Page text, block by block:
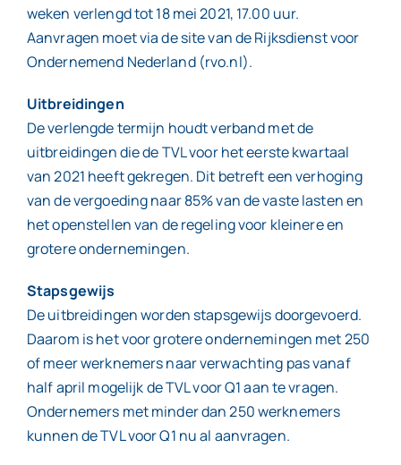
weken verlengd tot 18 mei 2021, 17.00 uur.
Aanvragen moet via de site van de Rijksdienst voor
Ondernemend Nederland (rvo.nl).
Uitbreidingen
De verlengde termijn houdt verband met de
uitbreidingen die de TVL voor het eerste kwartaal
van 2021 heeft gekregen. Dit betreft een verhoging
van de vergoeding naar 85% van de vaste lasten en
het openstellen van de regeling voor kleinere en
grotere ondernemingen.
Stapsgewijs
De uitbreidingen worden stapsgewijs doorgevoerd.
Daarom is het voor grotere ondernemingen met 250
of meer werknemers naar verwachting pas vanaf
half april mogelijk de TVL voor Q1 aan te vragen.
Ondernemers met minder dan 250 werknemers
kunnen de TVL voor Q1 nu al aanvragen.